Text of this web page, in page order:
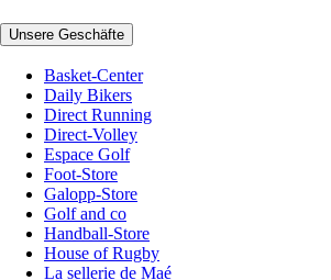
Unsere Geschäfte
Basket-Center
Daily Bikers
Direct Running
Direct-Volley
Espace Golf
Foot-Store
Galopp-Store
Golf and co
Handball-Store
House of Rugby
La sellerie de Maé